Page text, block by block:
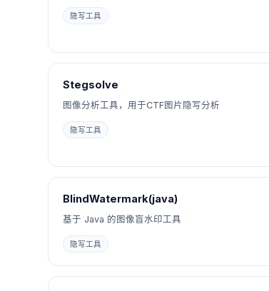
隐写工具
Stegsolve
图像分析工具，用于CTF图片隐写分析
隐写工具
BlindWatermark(java)
基于 Java 的图像盲水印工具
隐写工具